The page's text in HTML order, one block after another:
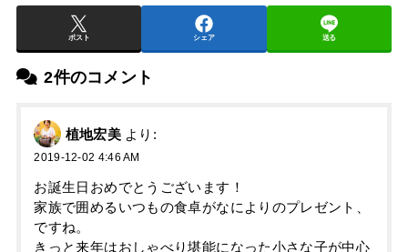
ポスト シェア 送る
2件のコメント
植地宏美 より:
2019-12-02 4:46 AM
お誕生日おめでとうございます！
家族で囲めるいつもの食卓がなによりのプレゼント、
ですね。
きっと来年はおしゃべり堪能になった小さな子が中心